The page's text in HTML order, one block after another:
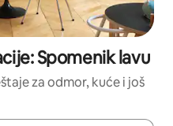
Spomenik lavu
za odmor, kuće i još